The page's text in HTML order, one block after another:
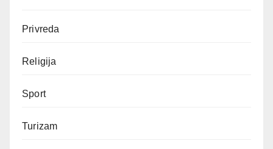
Privreda
Religija
Sport
Turizam